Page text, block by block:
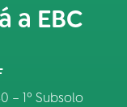
a EBC
– 1º Subsolo